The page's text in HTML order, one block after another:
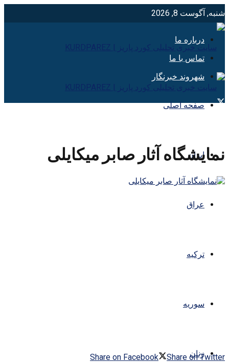
شنبه, آگوست 8, 2026
درباره ما
تماس با ما
شهروند خبرنگار
صفحه اصلی
ایران
عراق
ترکیه
سوریه
زنان
نمایشگاه آثار صابر میکایلی
Share on Facebook
Share on Twitter